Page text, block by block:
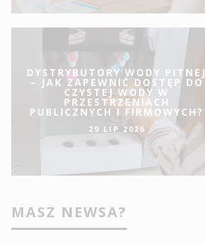
DYSTRYBUTORY WODY PITNEJ
– JAK ZAPEWNIĆ DOSTĘP DO
CZYSTEJ WODY W
PRZESTRZENIACH
PUBLICZNYCH I FIRMOWYCH?
29 LIP 2026
MASZ NEWSA?